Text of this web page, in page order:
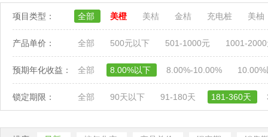
项目类型： 全部 美橙 美桔 金桔 充电桩 美柚
产品单价： 全部 500元以下 501-1000元 1001-
预期年化收益： 全部 8.00%以下 8.00%-10.00%
锁定期限： 全部 90天以下 91-180天 181-360天